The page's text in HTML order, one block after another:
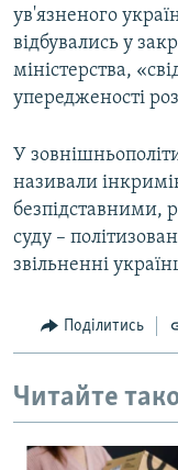
ув'язненого
відбувались у
міністерства,
упередженості
У
називали
безпідставними,
суду –
звільненні
Поділитись
Читайте